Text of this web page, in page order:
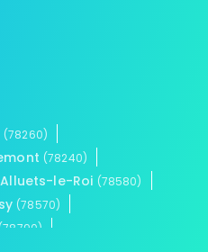
(78260)
(78240)
Alluets-le-Roi (78580)
(78570)
(78790)